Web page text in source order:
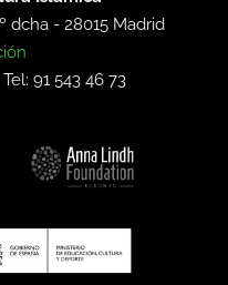
dcha -28015 Madrid
Tel: 91 543 46 73